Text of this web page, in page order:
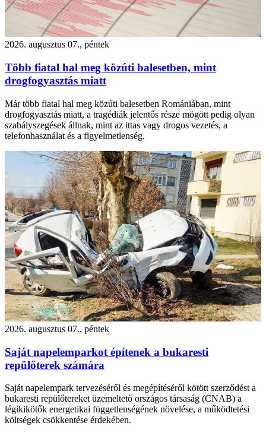
2026. augusztus 07., péntek
Több fiatal hal meg közúti balesetben, mint
drogfogyasztás miatt
Már több fiatal hal meg közúti balesetben Romániában, mint
drogfogyasztás miatt, a tragédiák jelentős része mögött pedig olyan
szabályszegések állnak, mint az ittas vagy drogos vezetés, a
telefonhasználat és a figyelmetlenség.
2026. augusztus 07., péntek
Saját napelemparkot építenek a bukaresti
repülőterek számára
Saját napelempark tervezéséről és megépítéséről kötött szerződést a
bukaresti repülőtereket üzemeltető országos társaság (CNAB) a
légikikötők energetikai függetlenségének növelése, a működtetési
költségek csökkentése érdekében.